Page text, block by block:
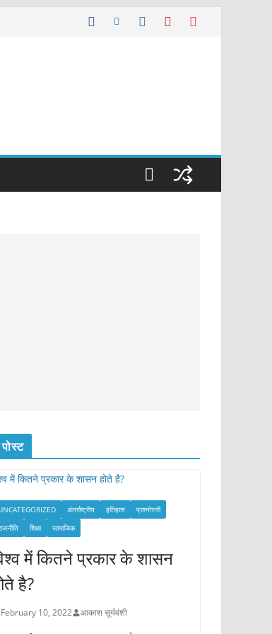
अंतर्राष्ट्रीय इतिहास
प्रश्नोत्तरी
शिक्षा सामाजिक
में कितने प्रकार के शासन
है?
February 10, 2022 आकाश सूर्यवंशी